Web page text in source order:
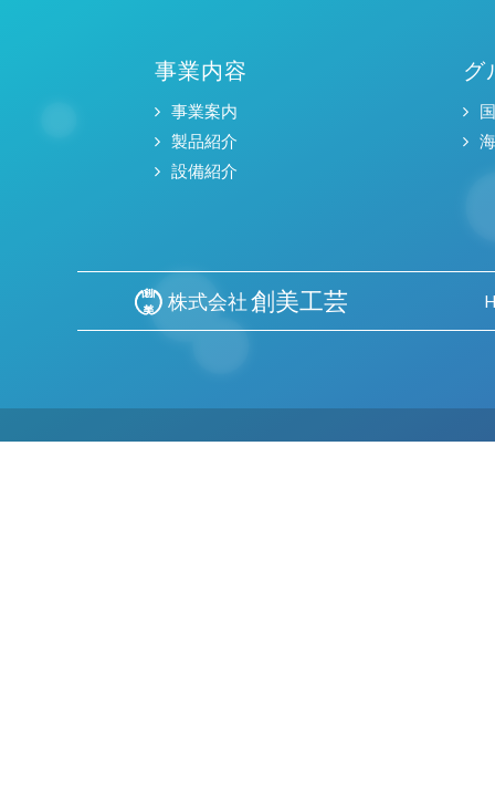
事業内容
事業案内
製品紹介
設備紹介
グ
株式会社創美工芸